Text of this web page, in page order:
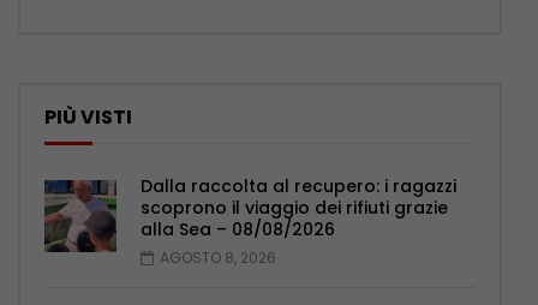
PIÙ VISTI
Dalla raccolta al recupero: i ragazzi
scoprono il viaggio dei rifiuti grazie
alla Sea – 08/08/2026
AGOSTO 8, 2026